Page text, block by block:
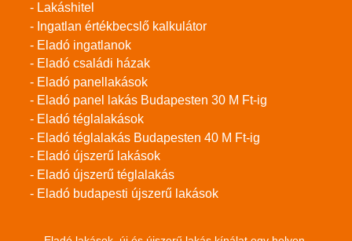
- Lakáshitel
- Ingatlan értékbecslő kalkulátor
- Eladó ingatlanok
- Eladó családi házak
- Eladó panellakások
- Eladó panel lakás Budapesten 30 M Ft-ig
- Eladó téglalakások
- Eladó téglalakás Budapesten 40 M Ft-ig
- Eladó újszerű lakások
- Eladó újszerű téglalakás
- Eladó budapesti újszerű lakások